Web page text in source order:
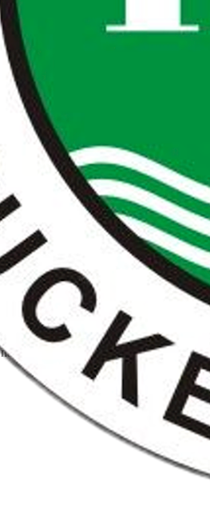
ktorú si naši žiaci zo 7. a 8.
navštívili Múzeum mincí a peňazí v
na našom území. Najväčší
vyše sto úzkych točitých schodov
sa veľa dozvedeli aj o veľmi krutých
tentoraz do Banskej Bystrice. Prezreli
už čakalo banskobystrické
zážitkov sa žiaci okolo 18,00
PaedDr. Z.